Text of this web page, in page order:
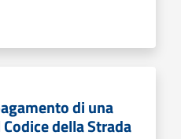
di una
della Strada